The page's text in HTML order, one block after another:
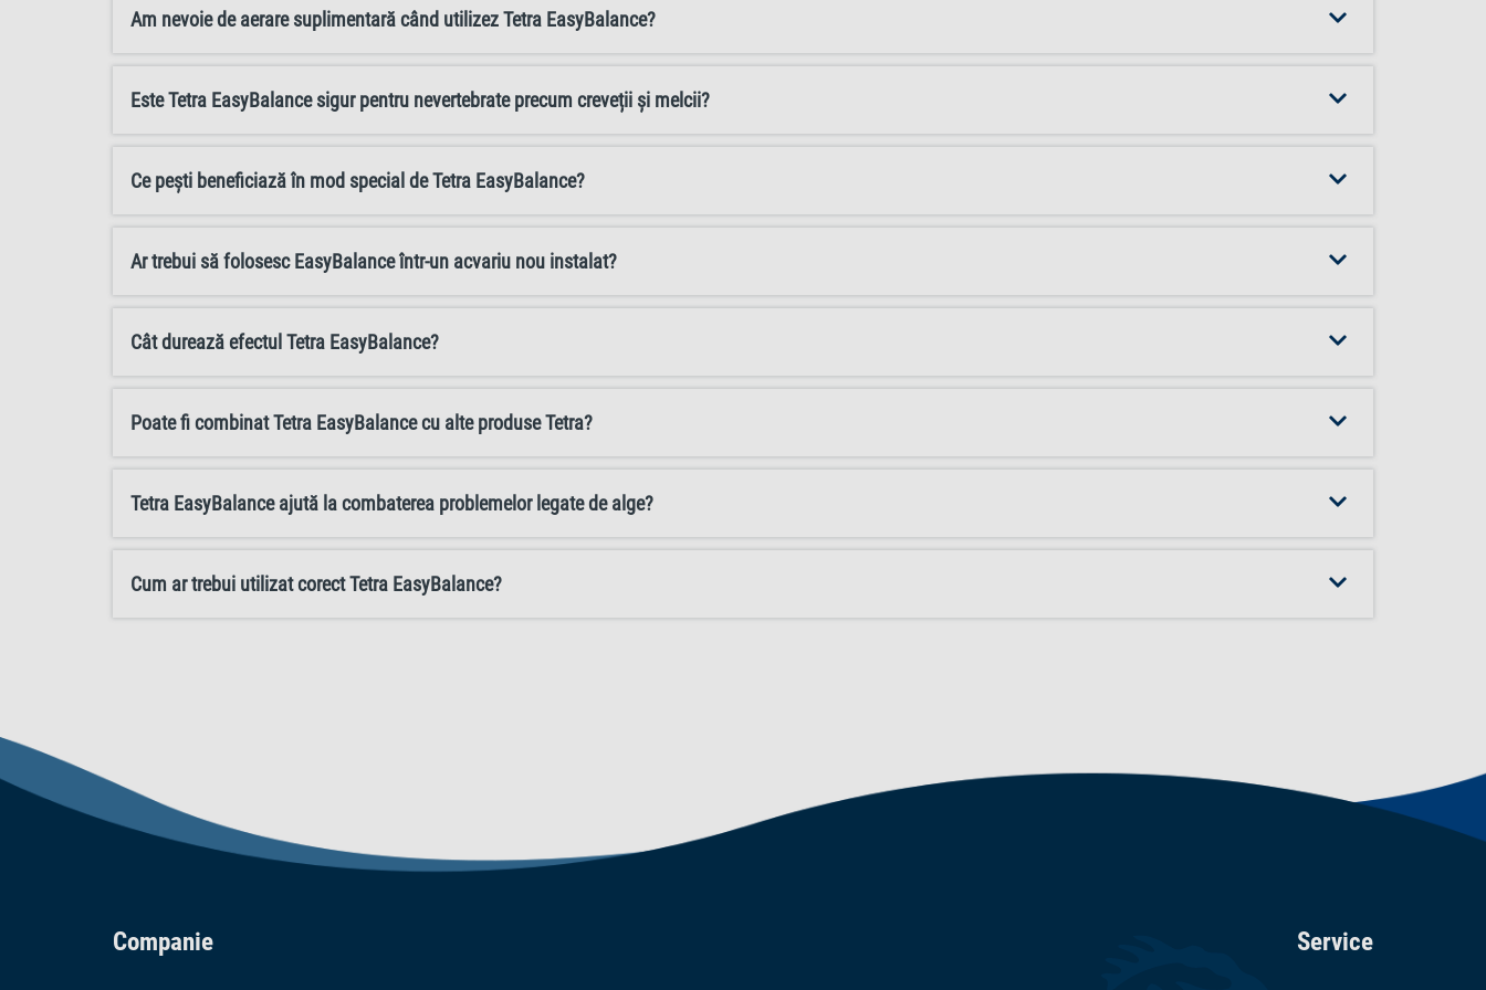
Am nevoie de aerare suplimentară când utilizez Tetra EasyBalance?
Este Tetra EasyBalance sigur pentru nevertebrate precum creveții și melcii?
Ce pești beneficiază în mod special de Tetra EasyBalance?
Ar trebui să folosesc EasyBalance într-un acvariu nou instalat?
Cât durează efectul Tetra EasyBalance?
Poate fi combinat Tetra EasyBalance cu alte produse Tetra?
Tetra EasyBalance ajută la combaterea problemelor legate de alge?
Cum ar trebui utilizat corect Tetra EasyBalance?
Companie Service